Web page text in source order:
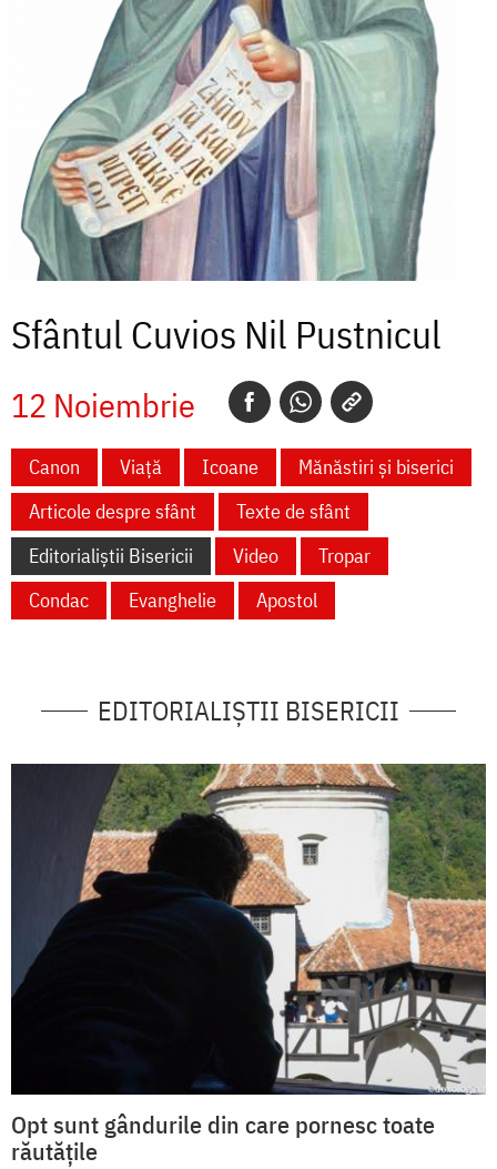
Sfântul Cuvios Nil Pustnicul
12 Noiembrie
Canon Viață Icoane
Mănăstiri și biserici
Articole despre sfânt
Texte de sfânt
Editorialiștii Bisericii
Video
Tropar
Condac
Evanghelie Apostol
EDITORIALIȘTII BISERICII
Opt sunt gândurile din care pornesc toate
răutățile